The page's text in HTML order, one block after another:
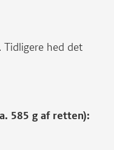
Tidligere hed det
585 g af retten):